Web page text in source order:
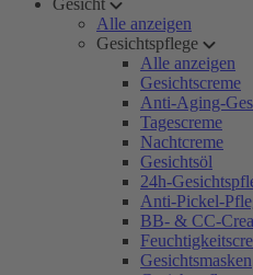
Gesicht
Alle anzeigen
Gesichtspflege
Alle anzeigen
Gesichtscreme
Anti-Aging-
Tagescreme
Nachtcreme
Gesichtsöl
24h-
Anti-Pickel-
BB- & CC-
Gesichtsmasken